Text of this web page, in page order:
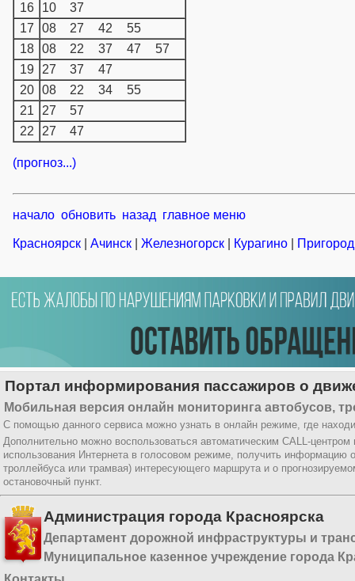
16
10
37
17
08 27 42
55
18
08 22 37 47
57
19
27 37
47
20
08 22 34
55
21
27
57
22
27 47
(прогноз...)
начало обновить назад главное меню
Красноярск Ачинск Железногорск Курагино
Портал информирования пассажиров о
Мобильная версия онлайн мониторинга автобусов,
С помощью данного сервиса можно узнать в онлайн режиме, где
Дополнительно можно воспользоваться автоматическим CALL-
использования Интернета в голосовом режиме, получить информацию
троллейбуса или трамвая) интересующего маршрута и о
остановочный пункт.
Администрация города Красноярска
Департамент дорожной инфраструктуры и
Муниципальное казенное учреждение города